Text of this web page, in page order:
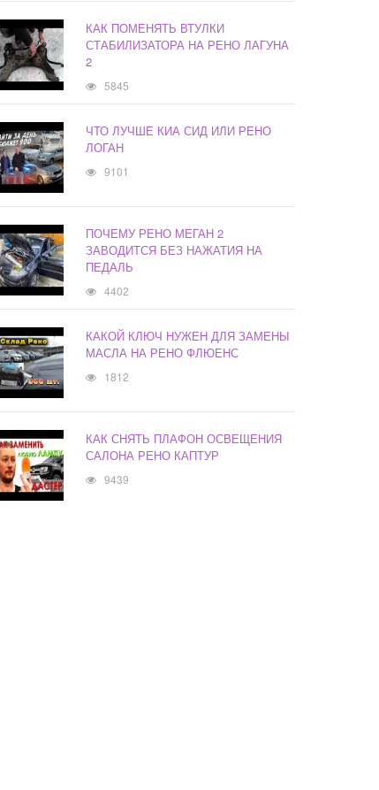
КАК ПОМЕНЯТЬ ВТУЛКИ
СТАБИЛИЗАТОРА НА РЕНО ЛАГУНА
2
5845
ЧТО ЛУЧШЕ КИА СИД ИЛИ РЕНО
ЛОГАН
9101
ПОЧЕМУ РЕНО МЕГАН 2
ЗАВОДИТСЯ БЕЗ НАЖАТИЯ НА
ПЕДАЛЬ
4402
КАКОЙ КЛЮЧ НУЖЕН ДЛЯ ЗАМЕНЫ
МАСЛА НА РЕНО ФЛЮЕНС
1812
КАК СНЯТЬ ПЛАФОН ОСВЕЩЕНИЯ
САЛОНА РЕНО КАПТУР
9439